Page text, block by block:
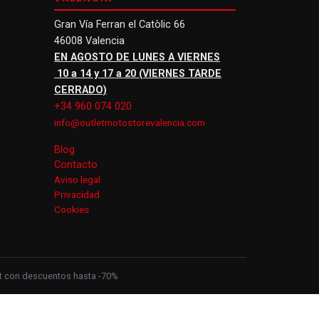
Gran Vía Ferran el Catòlic 66
46008 Valencia
EN AGOSTO DE LUNES A VIERNES
10 a 14 y 17 a 20 (VIERNES TARDE
CERRADO)
+34 960 074 020
info@outletmotostorevalencia.com
Blog
Contacto
Aviso legal
Privacidad
Cookies
con descuentos hasta -70%